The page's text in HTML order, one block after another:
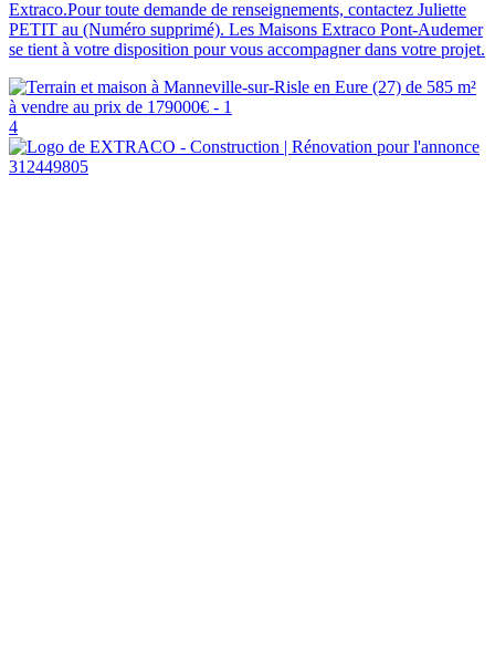
Extraco.Pour toute demande de renseignements, contactez Juliette
PETIT au (Numéro supprimé). Les Maisons Extraco Pont-Audemer
se tient à votre disposition pour vous accompagner dans votre projet.
4